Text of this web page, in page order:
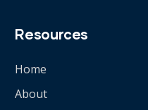
Resources
Home
About